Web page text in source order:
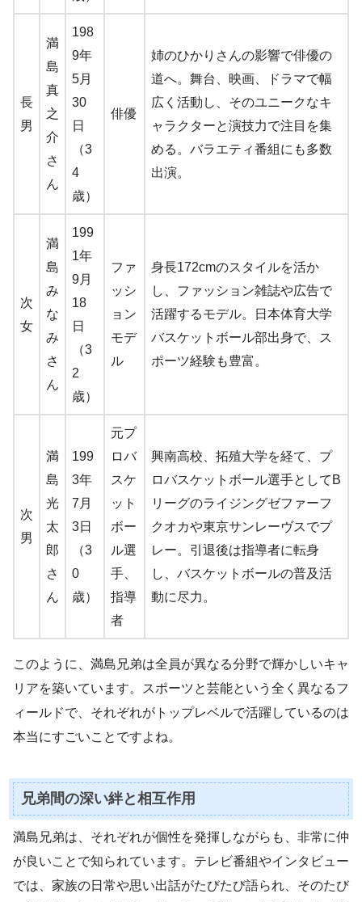
長
男
満
島
真
之
介
さ
ん
198
9年
5月
30
日
（3
4
歳）
俳優
姉のひかりさんの影響で俳優の
道へ。舞台、映画、ドラマで幅
広く活動し、そのユニークなキ
ャラクターと演技力で注目を集
める。バラエティ番組にも多数
出演。
次
女
満
島
み
な
み
さ
ん
199
1年
9月
18
日
（3
2
歳）
ファ
ッシ
ョン
モデ
ル
身長172cmのスタイルを活か
し、ファッション雑誌や広告で
活躍するモデル。日本体育大学
バスケットボール部出身で、ス
ポーツ経験も豊富。
次
男
満
島
光
太
郎
さ
ん
199
3年
7月
3日
（3
0
歳）
元プ
ロバ
スケ
ット
ボー
ル選
手、
指導
者
興南高校、拓殖大学を経て、プ
ロバスケットボール選手としてB
リーグのライジングゼファーフ
クオカや東京サンレーヴスでプ
レー。引退後は指導者に転身
し、バスケットボールの普及活
動に尽力。
このように、満島兄弟は全員が異なる分野で輝かしいキャ
リアを築いています。スポーツと芸能という全く異なるフ
ィールドで、それぞれがトップレベルで活躍しているのは
本当にすごいことですよね。
兄弟間の深い絆と相互作用
満島兄弟は、それぞれが個性を発揮しながらも、非常に仲
が良いことで知られています。テレビ番組やインタビュー
では、家族の日常や思い出話がたびたび語られ、そのたび